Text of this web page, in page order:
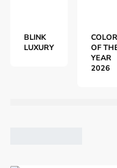
BLINK
LUXURY
COLOR
OF
YEAR
2026